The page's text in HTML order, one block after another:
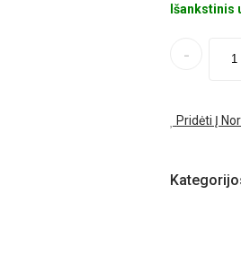
Išankstinis
Pridėti Į